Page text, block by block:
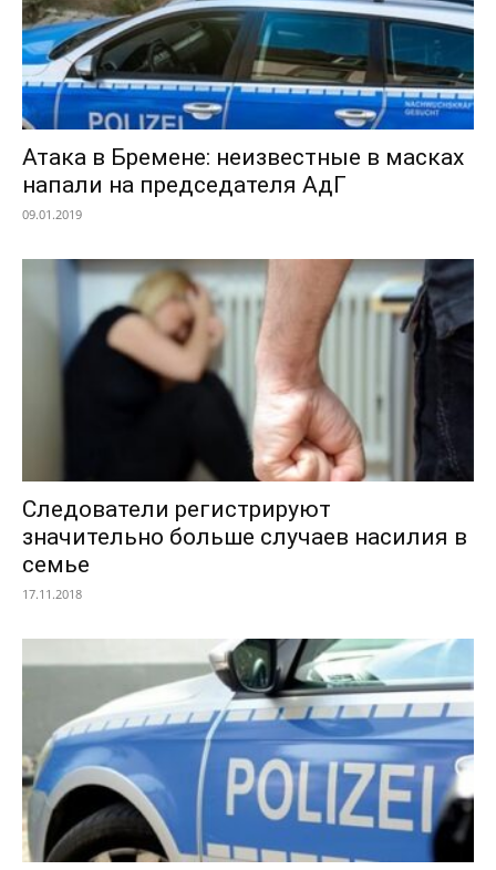
Атака в Бремене: неизвестные в масках
напали на председателя AдГ
09.01.2019
Следователи регистрируют
значительно больше случаев насилия в
семье
17.11.2018